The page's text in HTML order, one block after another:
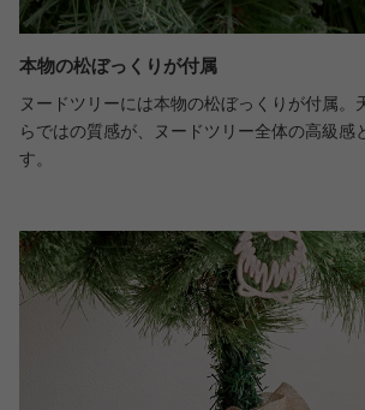
本物の松ぼっくりが付属
ヌードツリーには本物の松ぼっくりが付属。
らではの質感が、ヌードツリー全体の高級感
す。